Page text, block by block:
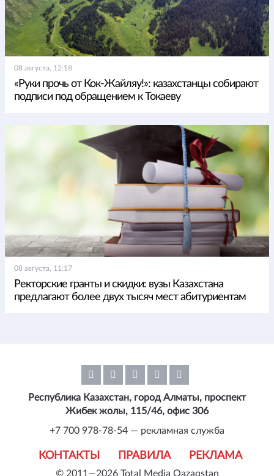
08 августа, 12:18
«Руки прочь от Кок-Жайляу!»: казахстанцы собирают
подписи под обращением к Токаеву
08 августа, 11:17
Ректорские гранты и скидки: вузы Казахстана
предлагают более двух тысяч мест абитуриентам
© 2011—2026 Total Media Qazaqstan
КОНТАКТЫ ПРАВИЛА РЕКЛАМА
Республика Казахстан, город Алматы, проспект
Жибек жолы, 115/46, офис 306
+7 700 978-78-54 — рекламная служба